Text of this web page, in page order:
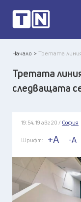
Начало >Третата
Третата
следващата
19:54, 19 авг 20 / София
Шрифт: +A -A